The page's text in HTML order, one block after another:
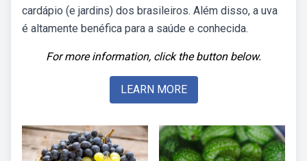
cardápio (e jardins) dos brasileiros. Além disso, a uva
é altamente benéfica para a saúde e conhecida.
For more information, click the button below.
LEARN MORE